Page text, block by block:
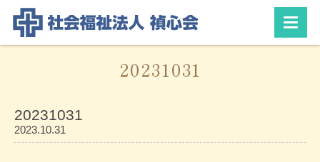
20231031
20231031
2023.10.31